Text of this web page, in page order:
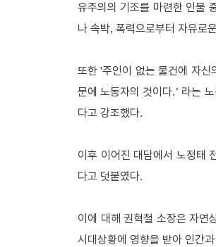
유주의의 기조를 마련한 인물
나 속박, 폭력으로부터 자유로
또한'주인이 없는 물건에 자신
문에 노동자의 것이다.’ 라는
다고 강조했다.
이후 이어진 대담에서 노정태
다고 덧붙였다.
이에 대해 권혁철 소장은 자연
시대상황에 영향을 받아 인간